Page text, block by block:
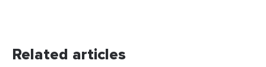
Related articles